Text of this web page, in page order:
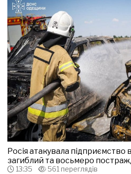
Росія атакувала підприємство
загиблий та восьмеро
13:35 561 переглядів